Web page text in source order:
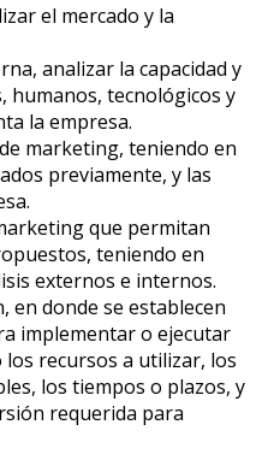
el mercado y la
analizar la capacidad y
humanos, tecnológicos y
la empresa.
marketing, teniendo en
previamente, y las
que permitan
teniendo en
externos e internos.
en donde se establecen
implementar o ejecutar
recursos a utilizar, los
los tiempos o plazos, y
requerida para